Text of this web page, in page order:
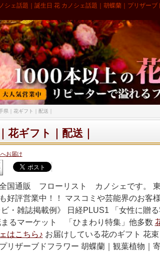
ェ話題｜誕生日 花 カノシェ話題｜胡蝶蘭｜プリザーブ
県｜花ギフト｜配送｜
花ギフト｜配送｜
お届け
国通販 フローリスト カノシェです。 東
好評営業中！！ マスコミや芸能界のお客
・雑誌掲載例》 日経PLUS1 「女性に贈る
まるマーケット 「ひまわり特集」他多数
はこちら♪ お届けしている花のギフト 花
リザーブドフラワー 胡蝶蘭｜観葉植物｜